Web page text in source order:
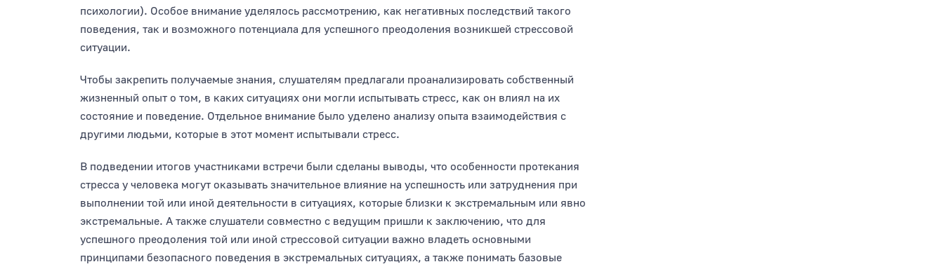
психологии). Особое внимание уделялось рассмотрению, как негативных последствий такого
поведения, так и возможного потенциала для успешного преодоления возникшей стрессовой
ситуации.
Чтобы закрепить получаемые знания, слушателям предлагали проанализировать собственный
жизненный опыт о том, в каких ситуациях они могли испытывать стресс, как он влиял на их
состояние и поведение. Отдельное внимание было уделено анализу опыта взаимодействия с
другими людьми, которые в этот момент испытывали стресс.
В подведении итогов участниками встречи были сделаны выводы, что особенности протекания
стресса у человека могут оказывать значительное влияние на успешность или затруднения при
выполнении той или иной деятельности в ситуациях, которые близки к экстремальным или явно
экстремальные. А также слушатели совместно с ведущим пришли к заключению, что для
успешного преодоления той или иной стрессовой ситуации важно владеть основными
принципами безопасного поведения в экстремальных ситуациях, а также понимать базовые